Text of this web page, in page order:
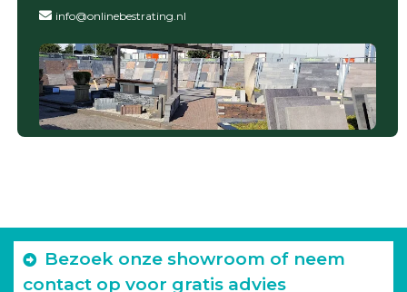
info@onlinebestrating.nl
Bezoek onze showroom of neem
contact op voor gratis advies